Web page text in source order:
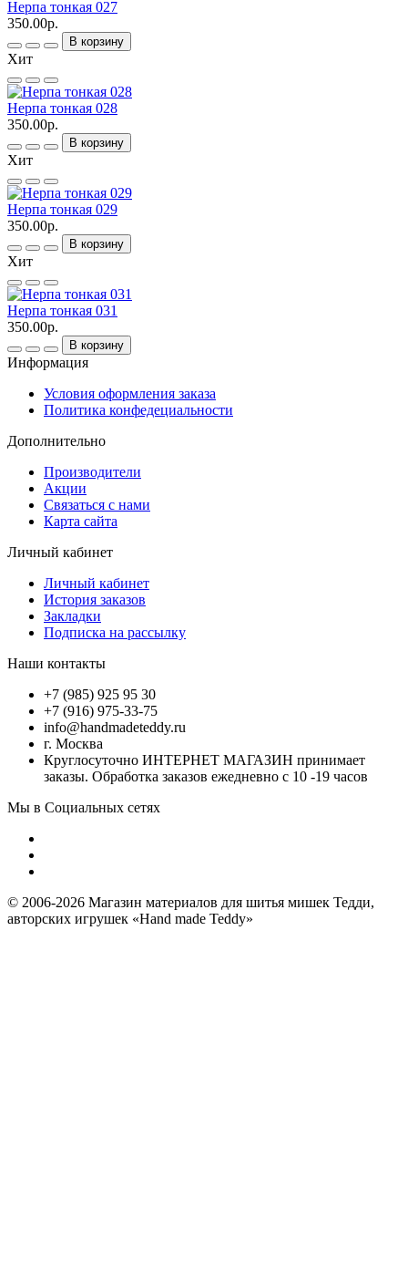
Нерпа тонкая 027
350.00р.
В корзину
Хит
Нерпа тонкая 028
350.00р.
В корзину
Хит
Нерпа тонкая 029
350.00р.
В корзину
Хит
Нерпа тонкая 031
350.00р.
В корзину
Информация
Условия оформления заказа
Политика конфедециальности
Дополнительно
Производители
Акции
Связаться с нами
Карта сайта
Личный кабинет
Личный кабинет
История заказов
Закладки
Подписка на рассылку
Наши контакты
+7 (985) 925 95 30
+7 (916) 975-33-75
info@handmadeteddy.ru
г. Москва
Круглосуточно ИНТЕРНЕТ МАГАЗИН принимает
заказы. Обработка заказов ежедневно с 10 -19 часов
Мы в Социальных сетях
© 2006-2026 Магазин материалов для шитья мишек Тедди,
авторских игрушек «Hand made Teddy»